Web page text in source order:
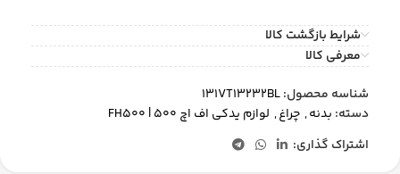
شرایط بازگشت کالا
معرفی کالا
شناسه محصول:131VT13232BL
دسته: بدنه, چراغ, لوازم یدکی اف اچ 500 | FH500
اشتراک گذاری: